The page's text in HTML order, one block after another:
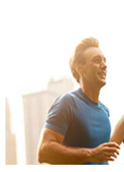
注
HIIT